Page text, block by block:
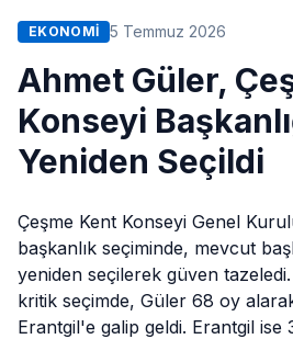
EKONOMI 5 Temmuz 2026
Ahmet Güler,
Konseyi
Yeniden Seçildi
Çeşme Kent Konseyi Genel
başkanlık seçiminde, mevcut
yeniden seçilerek güven tazeledi.
kritik seçimde, Güler 68 oy
Erantgil'e galip geldi. Erantgil ise